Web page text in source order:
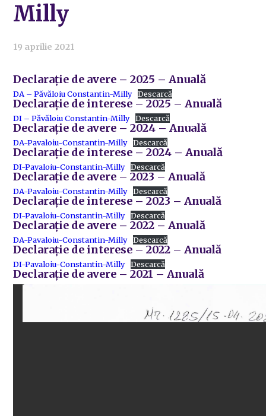
Milly
19 aprilie 2021
Declarație de avere – 2025 – Anuală
DA – Păvăloiu Constantin-Milly Descarcă
Declarație de interese – 2025 – Anuală
DI – Păvăloiu Constantin-Milly Descarcă
Declarație de avere – 2024 – Anuală
DA-Pavaloiu-Constantin-Milly Descarcă
Declarație de interese – 2024 – Anuală
DI-Pavaloiu-Constantin-Milly Descarcă
Declarație de avere – 2023 – Anuală
DA-Pavaloiu-Constantin-Milly Descarcă
Declarație de interese – 2023 – Anuală
DI-Pavaloiu-Constantin-Milly Descarcă
Declarație de avere – 2022 – Anuală
DA-Pavaloiu-Constantin-Milly Descarcă
Declarație de interese – 2022 – Anuală
DI-Pavaloiu-Constantin-Milly Descarcă
Declarație de avere – 2021 – Anuală